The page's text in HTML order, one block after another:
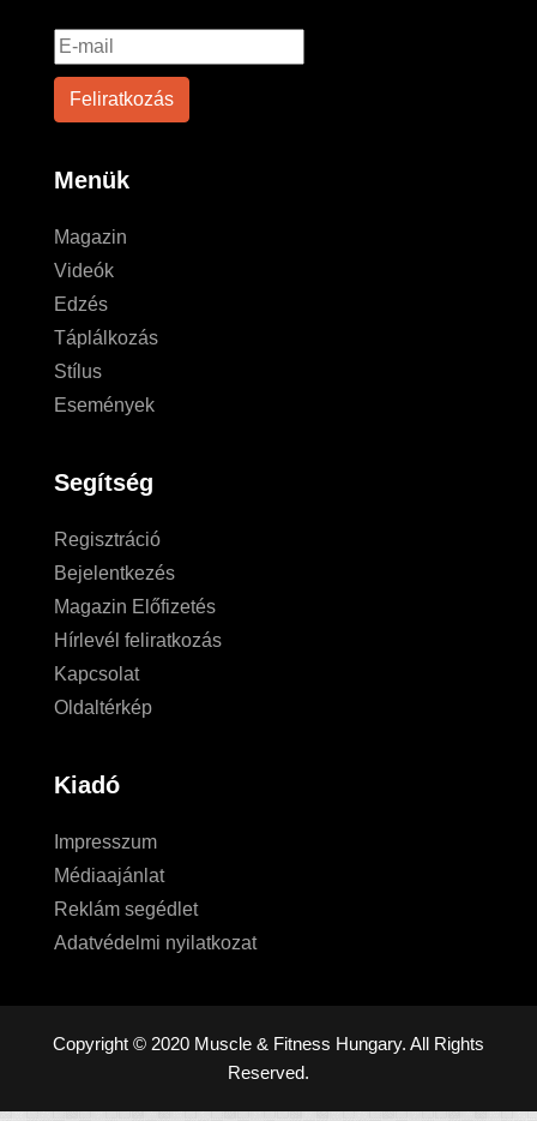
Menük
Magazin
Videók
Edzés
Táplálkozás
Stílus
Események
Segítség
Regisztráció
Bejelentkezés
Magazin Előfizetés
Hírlevél feliratkozás
Kapcsolat
Oldaltérkép
Kiadó
Impresszum
Médiaajánlat
Reklám segédlet
Adatvédelmi nyilatkozat
Copyright © 2020 Muscle & Fitness Hungary. All Rights
Reserved.